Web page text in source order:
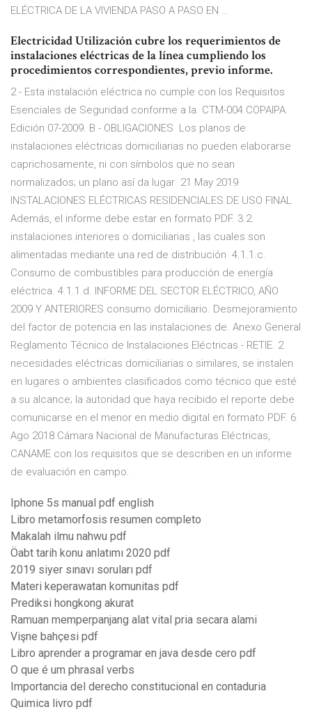
ELÉCTRICA DE LA VIVIENDA PASO A PASO EN …
Electricidad Utilización cubre los requerimientos de
instalaciones eléctricas de la línea cumpliendo los
procedimientos correspondientes, previo informe.
2 - Esta instalación eléctrica no cumple con los Requisitos
Esenciales de Seguridad conforme a la. CTM-004 COPAIPA
Edición 07-2009. B - OBLIGACIONES Los planos de
instalaciones eléctricas domiciliarias no pueden elaborarse
caprichosamente, ni con símbolos que no sean
normalizados; un plano así da lugar 21 May 2019
INSTALACIONES ELÉCTRICAS RESIDENCIALES DE USO FINAL
Además, el informe debe estar en formato PDF. 3.2.
instalaciones interiores o domiciliarias , las cuales son
alimentadas mediante una red de distribución 4.1.1.c.
Consumo de combustibles para producción de energía
eléctrica. 4.1.1.d. INFORME DEL SECTOR ELÉCTRICO, AÑO
2009 Y ANTERIORES consumo domiciliario. Desmejoramiento
del factor de potencia en las instalaciones de. Anexo General
Reglamento Técnico de Instalaciones Eléctricas - RETIE. 2
necesidades eléctricas domiciliarias o similares, se instalen
en lugares o ambientes clasificados como técnico que esté
a su alcance; la autoridad que haya recibido el reporte debe
comunicarse en el menor en medio digital en formato PDF. 6
Ago 2018 Cámara Nacional de Manufacturas Eléctricas,
CANAME con los requisitos que se describen en un informe
de evaluación en campo.
Iphone 5s manual pdf english
Libro metamorfosis resumen completo
Makalah ilmu nahwu pdf
Öabt tarih konu anlatımı 2020 pdf
2019 siyer sınavı soruları pdf
Materi keperawatan komunitas pdf
Prediksi hongkong akurat
Ramuan memperpanjang alat vital pria secara alami
Vişne bahçesi pdf
Libro aprender a programar en java desde cero pdf
O que é um phrasal verbs
Importancia del derecho constitucional en contaduria
Quimica livro pdf